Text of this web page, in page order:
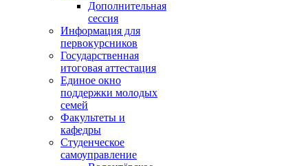
Дополнительная
сессия
Информация для
первокурсников
Государственная
итоговая аттестация
Единое окно
поддержки молодых
семей
Факультеты и
кафедры
Студенческое
самоуправление